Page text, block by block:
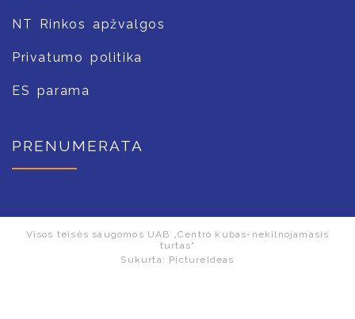
NT Rinkos apžvalgos
Privatumo politika
ES parama
PRENUMERATA
Visos teisės saugomos UAB „Centro kubas-nekilnojamasis
turtas“
Sukurta: PictureIdeas